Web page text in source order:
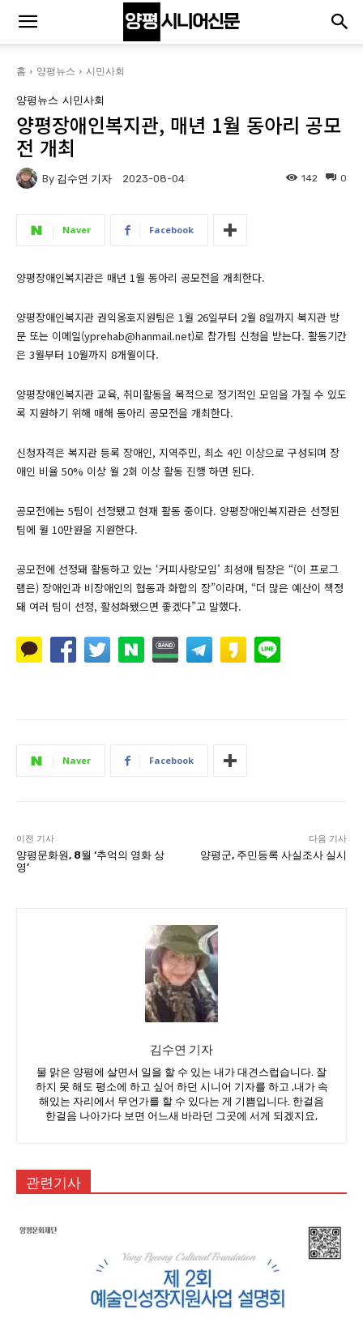
홈 양평뉴스 시민사회
양평뉴스 시민사회
양평장애인복지관, 매년 1월 동아리 공모
전 개최
By 김수연 기자 2023-08-04 0
142
Naver Facebook
양평장애인복지관은 매년 1월 동아리 공모전을 개최한다.
양평장애인복지관 권익옹호지원팀은 1월 26일부터 2월 8일까지 복지관 방
문 또는 이메일(yprehab@hanmail.net)로 참가팀 신청을 받는다. 활동기간
은 3월부터 10월까지 8개월이다.
양평장애인복지관 교육, 취미활동을 목적으로 정기적인 모임을 가질 수 있도
록 지원하기 위해 매해 동아리 공모전을 개최한다.
신청자격은 복지관 등록 장애인, 지역주민, 최소 4인 이상으로 구성되며 장
애인 비율 50% 이상 월 2회 이상 활동 진행 하면 된다.
공모전에는 5팀이 선정됐고 현재 활동 중이다. 양평장애인복지관은 선정된
팀에 월 10만원을 지원한다.
공모전에 선정돼 활동하고 있는 ‘커피사랑모임’ 최성애 팀장은 “(이 프로그
램은) 장애인과 비장애인의 협동과 화합의 장”이라며, “더 많은 예산이 책정
돼 여러 팀이 선정, 활성화됐으면 좋겠다”고 말했다.
Naver Facebook
이전 기사
양평문화원, 8월 ‘추억의 영화 상
영’
다음 기사
양평군, 주민등록 사실조사 실시
김수연 기자
물 맑은 양평에 살면서 일을 할 수 있는 내가 대견스럽습니다. 잘
하지 못 해도 평소에 하고 싶어 하던 시니어 기자를 하고 ,내가 속
해있는 자리에서 무언가를 할 수 있다는 게 기쁨입니다. 한걸음
한걸음 나아가다 보면 어느새 바라던 그곳에 서게 되겠지요,
관련기사